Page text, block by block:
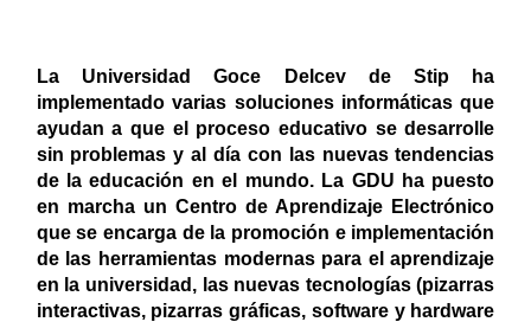
La Universidad Goce Delcev de Stip ha
implementado varias soluciones informáticas que
ayudan a que el proceso educativo se desarrolle
sin problemas y al día con las nuevas tendencias
de la educación en el mundo. La GDU ha puesto
en marcha un Centro de Aprendizaje Electrónico
que se encarga de la promoción e implementación
de las herramientas modernas para el aprendizaje
en la universidad, las nuevas tecnologías (pizarras
interactivas, pizarras gráficas, software y hardware